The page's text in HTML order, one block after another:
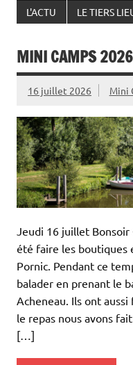
L'ACTU LE TIERS
MINI CAMPS 2026
16 juillet 2026 Mini
Jeudi 16 juillet
été faire les boutiques
Pornic. Pendant ce
balader en prenant le
Acheneau. Ils ont
le repas nous avons
[…]